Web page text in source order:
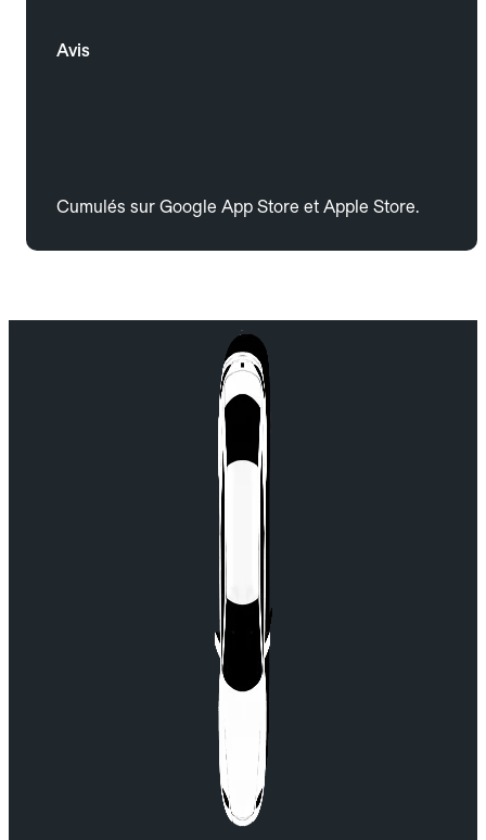
Avis
Cumulés sur Google App Store et Apple Store.